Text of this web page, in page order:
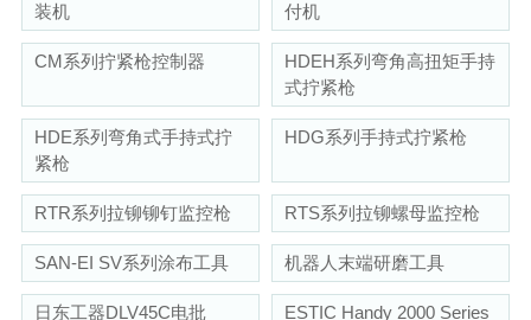
装机
付机
CM系列拧紧枪控制器
HDEH系列弯角高扭矩手持
式拧紧枪
HDE系列弯角式手持式拧
紧枪
HDG系列手持式拧紧枪
RTR系列拉铆铆钉监控枪 RTS系列拉铆螺母监控枪
SAN-EI SV系列涂布工具 机器人末端研磨工具
日东工器DLV45C电批
ESTIC Handy 2000 Series